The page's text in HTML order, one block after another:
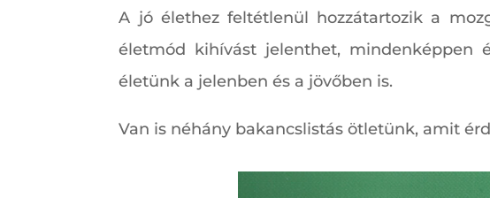
A jó élethez feltétlenül hozzátartozik a
életmód kihívást jelenthet, mindenképpen
életünk a jelenben és a jövőben is.
Van is néhány bakancslistás ötletünk, amit